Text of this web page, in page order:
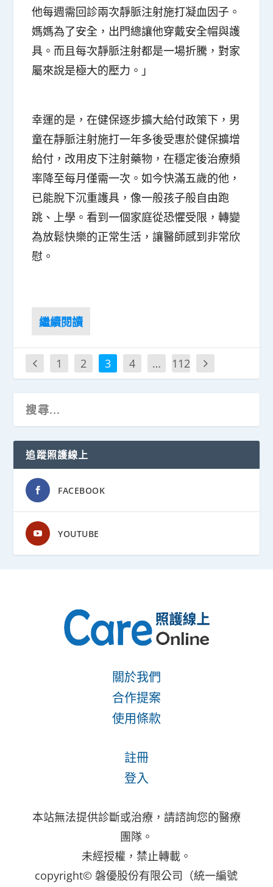
他每週需回診兩次靜脈注射施打凝血因子。
媽媽為了安全，出門總讓他穿戴安全帽與護
具。而且每次靜脈注射都是一場折騰，對家
屬來說是極大的壓力。」
幸運的是，在健保逐步擴大給付政策下，男
童在靜脈注射施打一年多後受惠於健保擴增
給付，改用皮下注射藥物，在穩定後治療頻
率降至每月僅需一次。如今快滿五歲的他，
已能脫下沉重護具，像一般孩子般自由跑
跳、上學。看到一個家庭從恐懼受限，轉變
為放鬆快樂的正常生活，讓醫師感到非常欣
慰。
1 2 3 4 … 112
追蹤照護線上
FACEBOOK
YOUTUBE
關於我們
合作提案
使用條款
註冊
登入
本站無法提供診斷或治療，請諮詢您的醫療
團隊。
未經授權，禁止轉載。
copyright© 磐優股份有限公司（統一編號